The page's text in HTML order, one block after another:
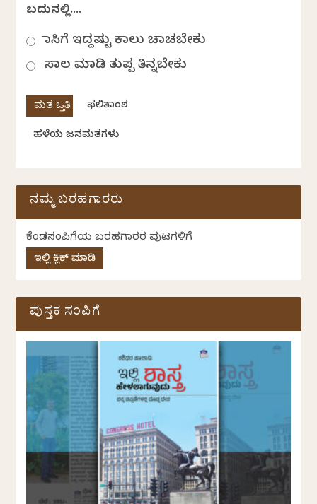
ಬದುಕಿನಲ್ಲಿ....
ಹಾಸಿಗೆ ಇದ್ದಷ್ಟು ಕಾಲು ಚಾಚಬೇಕು
ಸಾಲ ಮಾಡಿ ತುಪ್ಪ ತಿನ್ನಬೇಕು
ಫಲಿತಾಂಶ
ಹಳೆಯ ಜನಮತಗಳು
ನಮ್ಮ ಬರಹಗಾರರು
ಕೆಂಡಸಂಪಿಗೆಯ ಬರಹಗಾರರ ಪುಟಗಳಿಗೆ
ಇಲ್ಲಿ ಕ್ಲಿಕ್ ಮಾಡಿ
ಪುಸ್ತಕ ಸಂಪಿಗೆ